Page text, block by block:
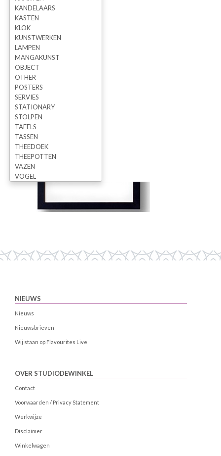
KANDELAARS
KASTEN
KLOK
KUNSTWERKEN
LAMPEN
MANGAKUNST
OBJECT
OTHER
POSTERS
SERVIES
STATIONARY
STOLPEN
TAFELS
TASSEN
THEEDOEK
THEEPOTTEN
VAZEN
VOGEL
NIEUWS
Nieuws
Nieuwsbrieven
Wij staan op Flavourites Live
OVER STUDIODEWINKEL
Contact
Voorwaarden / Privacy Statement
Werkwijze
Disclaimer
Winkelwagen